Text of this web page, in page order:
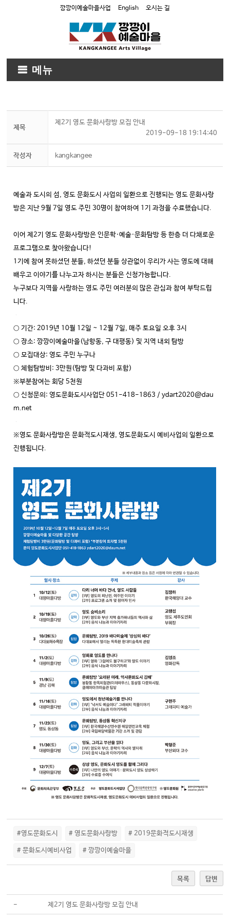
깡깡이예술마을사업 English 오시는 길
메뉴
제목
제2기 영도 문화사랑방 모집 안내
2019-09-18 19:14:40
작성자 kangkangee
예술과 도시의 섬, 영도 문화도시 사업의 일환으로 진행되는 영도 문화사랑
방은 지난 9월 7일 영도 주민 30명이 참여하여 1기 과정을 수료했습니다.
이어 제2기 영도 문화사랑방은 인문학·예술·문화탐방 등 한층 더 다채로운
프로그램으로 찾아왔습니다!
1기에 참여 못하셨던 분들, 하셨던 분들 상관없이 우리가 사는 영도에 대해
배우고 이야기를 나누고자 하시는 분들은 신청가능합니다.
누구보다 지역을 사랑하는 영도 주민 여러분의 많은 관심과 참여 부탁드립
니다.
○ 기간: 2019년 10월 12일 ~ 12월 7일, 매주 토요일 오후 3시
○ 장소: 깡깡이예술마을(남항동, 구 대평동) 및 지역 내외 탐방
○ 모집대상: 영도 주민 누구나
○ 체험탐방비: 3만원(탐방 및 다과비 포함)
※부분참여는 회당 5천원
○ 신청문의: 영도문화도시사업단 051-418-1863 / ydart2020@dau
m.net
※영도 문화사랑방은 문화적도시재생, 영도문화도시 예비사업의 일환으로
진행됩니다.
#영도문화도시 # 영도문화사랑방 # 2019문화적도시재생
# 문화도시예비사업 # 깡깡이예술마을
목록 답변
- 제2기 영도 문화사랑방 모집 안내